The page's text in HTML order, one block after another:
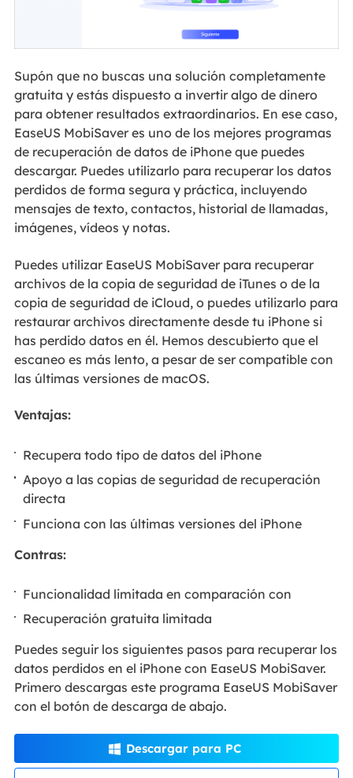
Supón que no buscas una solución completamente
gratuita y estás dispuesto a invertir algo de dinero
para obtener resultados extraordinarios. En ese caso,
EaseUS MobiSaver es uno de los mejores programas
de recuperación de datos de iPhone que puedes
descargar. Puedes utilizarlo para recuperar los datos
perdidos de forma segura y práctica, incluyendo
mensajes de texto, contactos, historial de llamadas,
imágenes, vídeos y notas.
Puedes utilizar EaseUS MobiSaver para recuperar
archivos de la copia de seguridad de iTunes o de la
copia de seguridad de iCloud, o puedes utilizarlo para
restaurar archivos directamente desde tu iPhone si
has perdido datos en él. Hemos descubierto que el
escaneo es más lento, a pesar de ser compatible con
las últimas versiones de macOS.
Ventajas:
Recupera todo tipo de datos del iPhone
Apoyo a las copias de seguridad de recuperación
directa
Funciona con las últimas versiones del iPhone
Contras:
Funcionalidad limitada en comparación con
Recuperación gratuita limitada
Puedes seguir los siguientes pasos para recuperar los
datos perdidos en el iPhone con EaseUS MobiSaver.
Primero descargas este programa EaseUS MobiSaver
con el botón de descarga de abajo.
 Descargar para PC